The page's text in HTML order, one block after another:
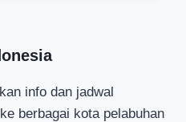
info dan jadwal
berbagai kota pelabuhan